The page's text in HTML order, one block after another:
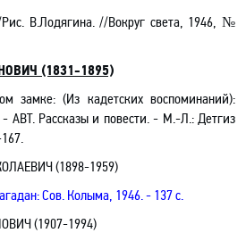
Рис. В.Лодягина. //Вокруг света, 1946, №
(1831-1895)
замке: (Из кадетских воспоминаний):
АВТ. Рассказы и повести. - М.-Л.: Детгиз
(1898-1959)
Сов. Колыма, 1946. - 137 с.
(1907-1994)